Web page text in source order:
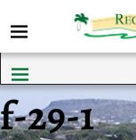
f-29-1